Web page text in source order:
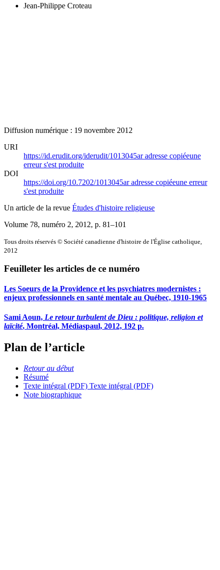
Jean-Philippe Croteau
Diffusion numérique : 19 novembre 2012
URI
https://id.erudit.org/iderudit/1013045aradresse copiéeune
erreur s'est produite
DOI
https://doi.org/10.7202/1013045aradresse copiéeune erreur
s'est produite
Un article de la revue Études d'histoire religieuse
Volume 78, numéro 2, 2012, p. 81–101
Tous droits réservés © Société canadienne d'histoire de l'Église catholique,
2012
Feuilleter les articles de ce numéro
Les Soeurs de la Providence et les psychiatres modernistes :
enjeux professionnels en santé mentale au Québec, 1910-1965
Sami Aoun, Le retour turbulent de Dieu : politique, religion et
laïcité, Montréal, Médiaspaul, 2012, 192 p.
Plan de l’article
Retour au début
Résumé
Texte intégral (PDF) Texte intégral (PDF)
Note biographique